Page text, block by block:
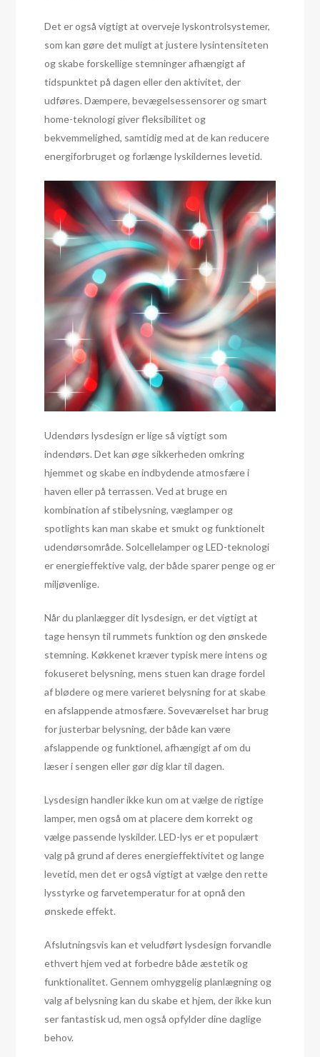
Det er også vigtigt at overveje lyskontrolsystemer,
som kan gøre det muligt at justere lysintensiteten
og skabe forskellige stemninger afhængigt af
tidspunktet på dagen eller den aktivitet, der
udføres. Dæmpere, bevægelsessensorer og smart
home-teknologi giver fleksibilitet og
bekvemmelighed, samtidig med at de kan reducere
energiforbruget og forlænge lyskildernes levetid.
Udendørs lysdesign er lige så vigtigt som
indendørs. Det kan øge sikkerheden omkring
hjemmet og skabe en indbydende atmosfære i
haven eller på terrassen. Ved at bruge en
kombination af stibelysning, væglamper og
spotlights kan man skabe et smukt og funktionelt
udendørsområde. Solcellelamper og LED-teknologi
er energieffektive valg, der både sparer penge og er
miljøvenlige.
Når du planlægger dit lysdesign, er det vigtigt at
tage hensyn til rummets funktion og den ønskede
stemning. Køkkenet kræver typisk mere intens og
fokuseret belysning, mens stuen kan drage fordel
af blødere og mere varieret belysning for at skabe
en afslappende atmosfære. Soveværelset har brug
for justerbar belysning, der både kan være
afslappende og funktionel, afhængigt af om du
læser i sengen eller gør dig klar til dagen.
Lysdesign handler ikke kun om at vælge de rigtige
lamper, men også om at placere dem korrekt og
vælge passende lyskilder. LED-lys er et populært
valg på grund af deres energieffektivitet og lange
levetid, men det er også vigtigt at vælge den rette
lysstyrke og farvetemperatur for at opnå den
ønskede effekt.
Afslutningsvis kan et veludført lysdesign forvandle
ethvert hjem ved at forbedre både æstetik og
funktionalitet. Gennem omhyggelig planlægning og
valg af belysning kan du skabe et hjem, der ikke kun
ser fantastisk ud, men også opfylder dine daglige
behov.